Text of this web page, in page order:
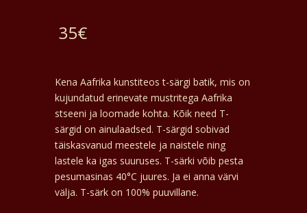
35€
Kena Aafrika kunstiteos t-särgi batik, mis on
kujundatud erinevate mustritega Aafrika
stseeni ja loomade kohta. Kõik need T-
särgid on ainulaadsed. T-särgid sobivad
täiskasvanud meestele ja naistele ning
lastele ka igas suuruses. T-särki võib pesta
pesumasinas 40°C juures. Ja ei anna värvi
välja. T-särk on 100% puuvillane.